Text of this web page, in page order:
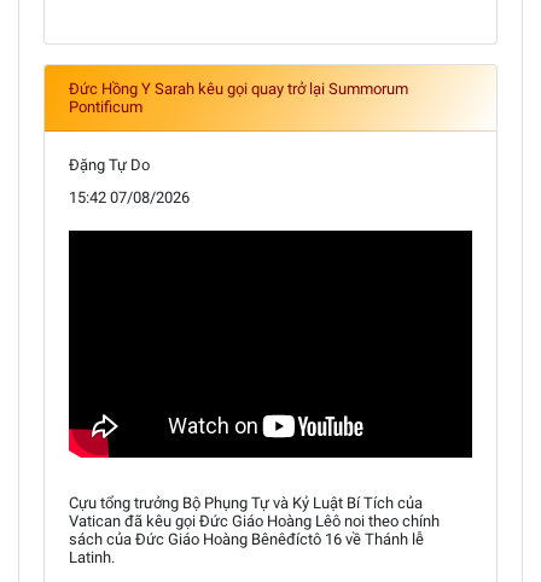
Đức Hồng Y Sarah kêu gọi quay trở lại Summorum
Pontificum
Đặng Tự Do
15:42 07/08/2026
Cựu tổng trưởng Bộ Phụng Tự và Kỷ Luật Bí Tích của
Vatican đã kêu gọi Đức Giáo Hoàng Lêô noi theo chính
sách của Đức Giáo Hoàng Bênêđíctô 16 về Thánh lễ
Latinh.